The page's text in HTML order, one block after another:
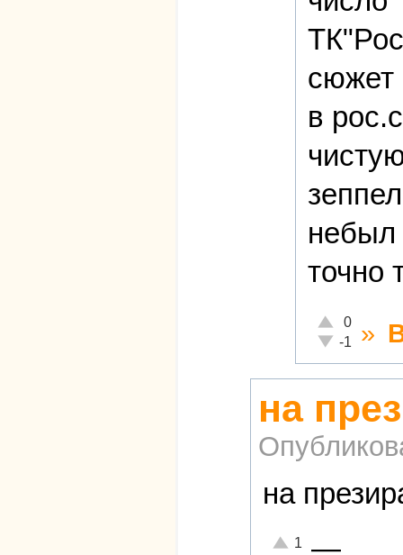
сюжет
в
небыл
точно
Отлично!
0
Неадекватно!
-1 »
на
на
Отлично!
1
—